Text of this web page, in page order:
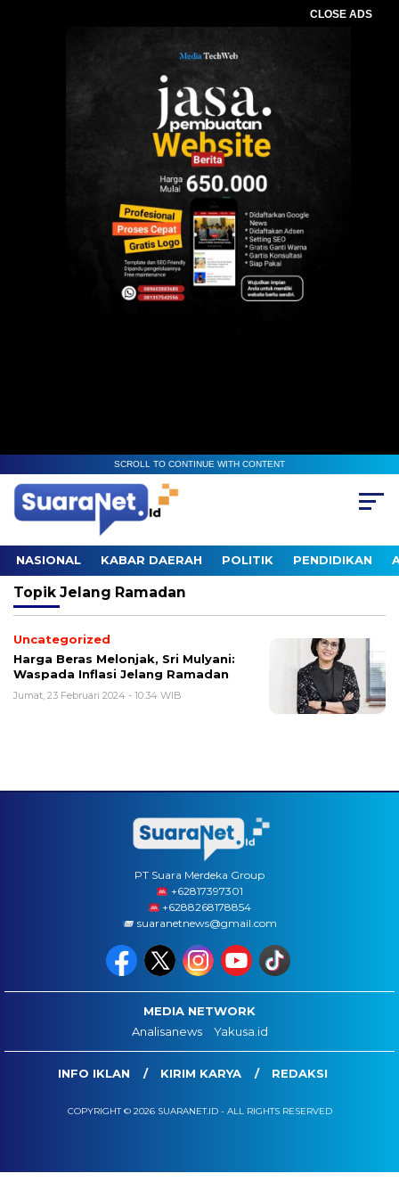
CLOSE ADS
SCROLL TO CONTINUE WITH CONTENT
NASIONAL KABAR DAERAH POLITIK PENDIDIKAN
Topik Jelang Ramadan
Uncategorized
Harga Beras Melonjak, Sri Mulyani:
Waspada Inflasi Jelang Ramadan
Jumat, 23 Februari 2024 - 10:34 WIB
PT Suara Merdeka Group
‪+62817397301
+6288268178854
suaranetnews@gmail.com
MEDIA NETWORK
Analisanews
Yakusa.id
INFO IKLAN KIRIM KARYA REDAKSI
COPYRIGHT © 2026 SUARANET.ID - ALL RIGHTS RESERVED